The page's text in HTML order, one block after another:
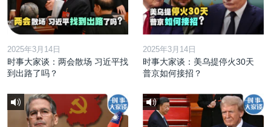
2025年3月14日
时事大家谈：两会散场 习近平找
到出路了吗？
2025年3月14日
时事大家谈：美乌提停火30天
普京如何接招？